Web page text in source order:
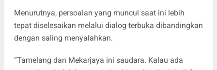
Menurutnya, persoalan yang muncul saat ini lebih
tepat diselesaikan melalui dialog terbuka dibandingkan
dengan saling menyalahkan.
“Tamelang dan Mekarjaya ini saudara. Kalau ada